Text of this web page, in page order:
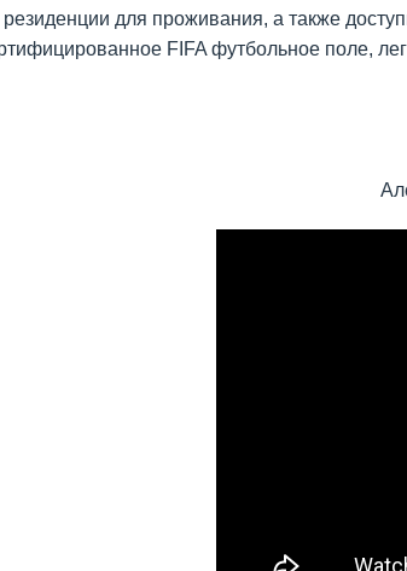
для проживания, а также
FIFA футбольное поле,